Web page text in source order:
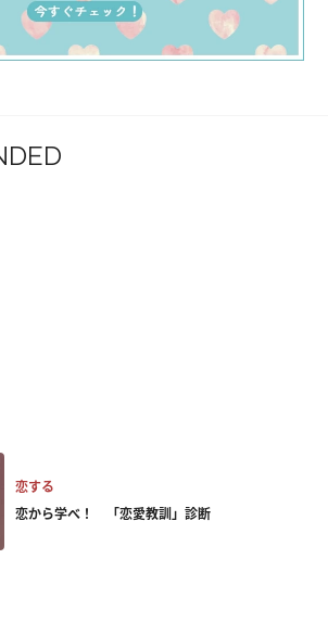
恋する
恋から学べ！ 「恋愛教訓」診断